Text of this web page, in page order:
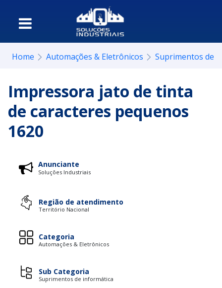
Home Automações & Eletrônicos Suprimentos de
Impressora jato de tinta
de caracteres pequenos
1620
Anunciante
Soluções Industriais
Região de atendimento
Território Nacional
Categoria
Automações & Eletrônicos
Sub Categoria
Suprimentos de informática